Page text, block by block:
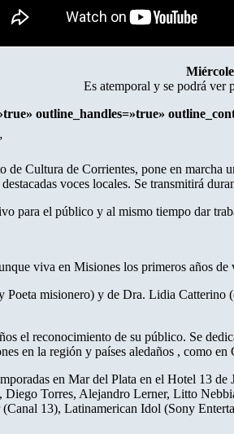
Es atemporal y se podrá ver
outline_handles=»true»
Cultura de Corrientes, pone en
voces locales. Se transmitirá
para el público y al mismo tiempo dar
viva en Misiones los primeros años
misionero) y de Dra. Lidia Catterino
el reconocimiento de su público. Se
en la región y países aledaños , como
en Mar del Plata en el Hotel 13
Torres, Alejandro Lerner, Litto
13), Latinamerican Idol (Sony